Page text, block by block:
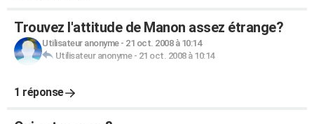
Trouvez l'attitude de Manon assez étrange?
Utilisateur anonyme- 21 oct. 2008 à 10:14
Utilisateur anonyme- 21 oct. 2008 à 10:14
1 réponse